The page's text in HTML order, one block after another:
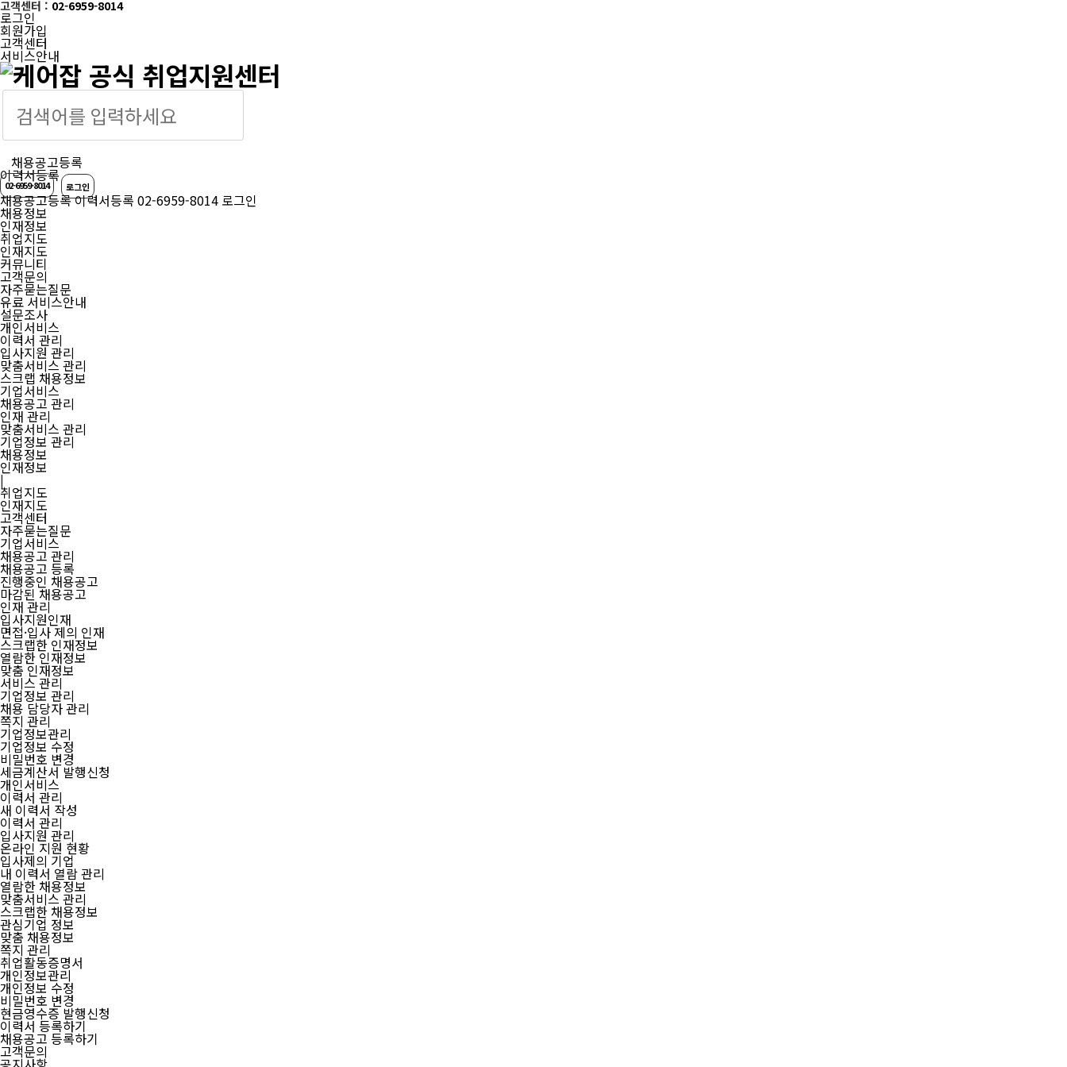
고객센터 : 02-6959-8014
로그인
회원가입
고객센터
서비스안내
채용공고등록
이력서등록
02-6959-8014 로그인
채용공고등록이력서등록 02-6959-8014 로그인
채용정보
인재정보
취업지도
인재지도
커뮤니티
고객문의
자주묻는질문
유료 서비스안내
설문조사
개인서비스
이력서 관리
입사지원 관리
맞춤서비스 관리
스크랩 채용정보
기업서비스
채용공고 관리
인재 관리
맞춤서비스 관리
기업정보 관리
채용정보
인재정보
|
취업지도
인재지도
고객센터
자주묻는질문
기업서비스
채용공고 관리
채용공고 등록
진행중인 채용공고
마감된 채용공고
인재 관리
입사지원인재
면접·입사 제의 인재
스크랩한 인재정보
열람한 인재정보
맞춤 인재정보
서비스 관리
기업정보 관리
채용 담당자 관리
쪽지 관리
기업정보관리
기업정보 수정
비밀번호 변경
세금계산서 발행신청
개인서비스
이력서 관리
새 이력서 작성
이력서 관리
입사지원 관리
온라인 지원 현황
입사제의 기업
내 이력서 열람 관리
열람한 채용정보
맞춤서비스 관리
스크랩한 채용정보
관심기업 정보
맞춤 채용정보
쪽지 관리
취업활동증명서
개인정보관리
개인정보 수정
비밀번호 변경
현금영수증 발행신청
이력서 등록하기
채용공고 등록하기
고객문의